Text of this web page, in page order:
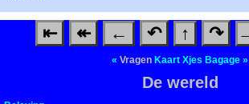
⇤ ↞ ← ↶ ↑ ↷
« Vragen Kaart Xjes Bagage »
De wereld